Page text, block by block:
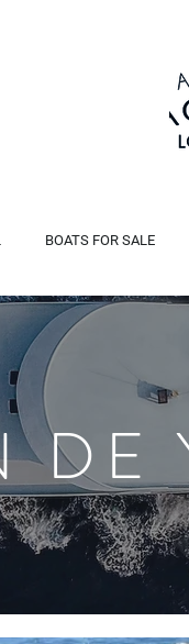
BOATS FOR SALE
DE